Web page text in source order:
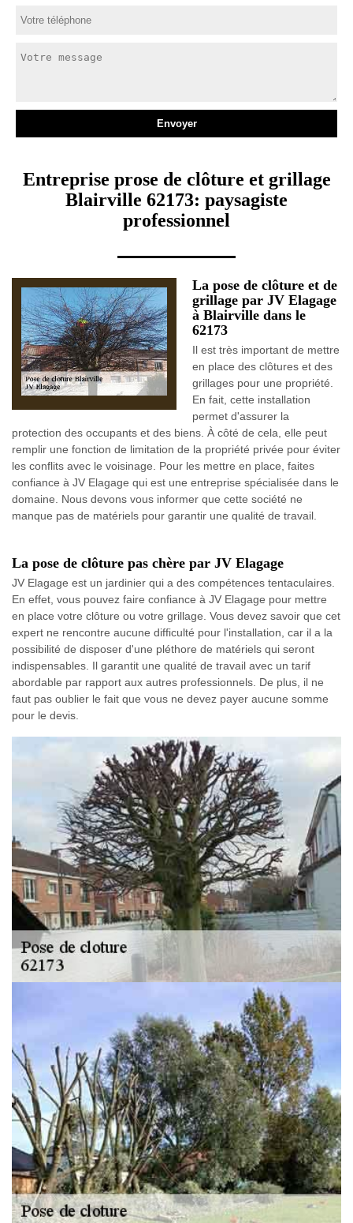
Entreprise prose de clôture et grillage
Blairville 62173: paysagiste
professionnel
La pose de clôture et de
grillage par JV Elagage
à Blairville dans le
62173
Il est très important de mettre
en place des clôtures et des
grillages pour une propriété.
En fait, cette installation
permet d'assurer la
protection des occupants et des biens. À côté de cela, elle peut
remplir une fonction de limitation de la propriété privée pour éviter
les conflits avec le voisinage. Pour les mettre en place, faites
confiance à JV Elagage qui est une entreprise spécialisée dans le
domaine. Nous devons vous informer que cette société ne
manque pas de matériels pour garantir une qualité de travail.
La pose de clôture pas chère par JV Elagage
JV Elagage est un jardinier qui a des compétences tentaculaires.
En effet, vous pouvez faire confiance à JV Elagage pour mettre
en place votre clôture ou votre grillage. Vous devez savoir que cet
expert ne rencontre aucune difficulté pour l'installation, car il a la
possibilité de disposer d'une pléthore de matériels qui seront
indispensables. Il garantit une qualité de travail avec un tarif
abordable par rapport aux autres professionnels. De plus, il ne
faut pas oublier le fait que vous ne devez payer aucune somme
pour le devis.